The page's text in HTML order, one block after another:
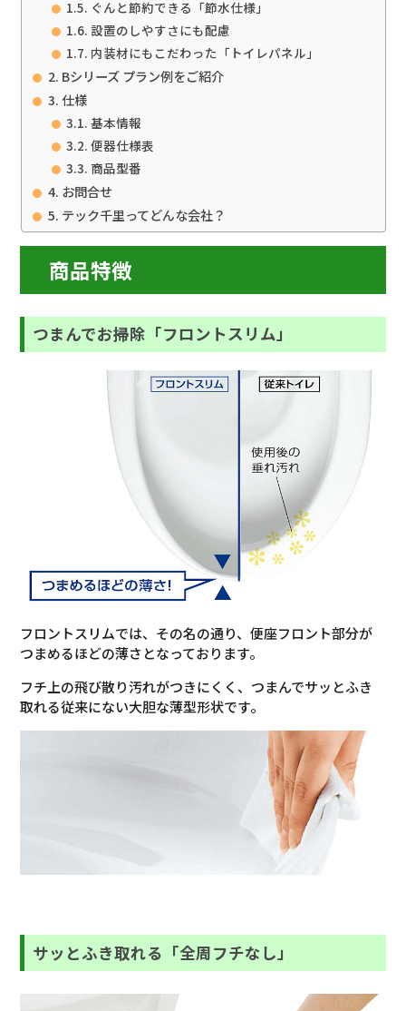
ぐんと節約できる「節水仕様」
設置のしやすさにも配慮
内装材にもこだわった「トイレパネル」
Bシリーズ プラン例をご紹介
仕様
基本情報
便器仕様表
商品型番
お問合せ
テック千里ってどんな会社？
商品特徴
つまんでお掃除「フロントスリム」
フロントスリムでは、その名の通り、便座フロント部分が
つまめるほどの薄さとなっております。
フチ上の飛び散り汚れがつきにくく、つまんでサッとふき
取れる従来にない大胆な薄型形状です。
サッとふき取れる「全周フチなし」